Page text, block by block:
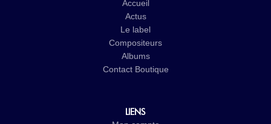
Accueil
Actus
Le label
Compositeurs
Albums
Contact Boutique
LIENS